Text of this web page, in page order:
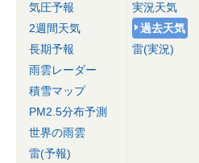
気圧予報
2週間天気
長期予報
雨雲レーダー
積雪マップ
PM2.5分布予測
世界の雨雲
雷(予報)
実況天気
過去天気
雷(実況)